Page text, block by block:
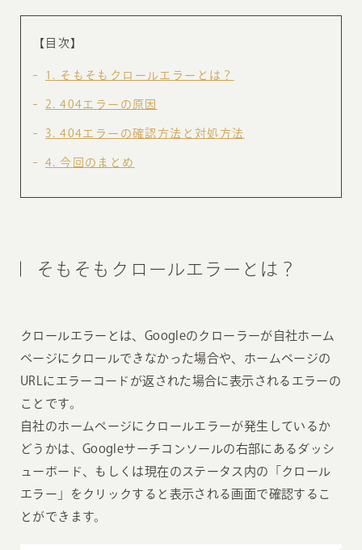
【目次】
1 そもそもクロールエラーとは？
2 404エラーの原因
3 404エラーの確認方法と対処方法
4 今回のまとめ
そもそもクロールエラーとは？
クロールエラーとは、Googleのクローラーが自社ホーム
ページにクロールできなかった場合や、ホームページの
URLにエラーコードが返された場合に表示されるエラーの
ことです。
自社のホームページにクロールエラーが発生しているか
どうかは、Googleサーチコンソールの右部にあるダッシ
ューボード、もしくは現在のステータス内の「クロール
エラー」をクリックすると表示される画面で確認するこ
とができます。